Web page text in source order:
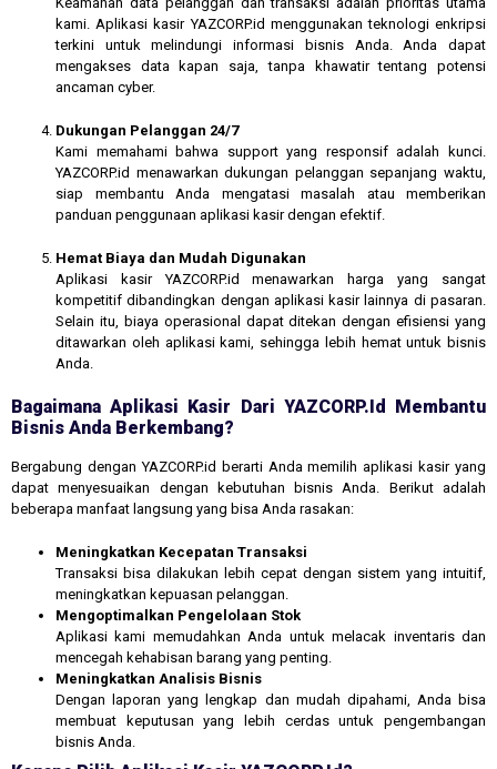
kami. Aplikasi kasir YAZCORP.id menggunakan teknologi enkripsi
terkini untuk melindungi informasi bisnis Anda. Anda dapat
mengakses data kapan saja, tanpa khawatir tentang potensi
ancaman cyber.
Dukungan Pelanggan 24/7
Kami memahami bahwa support yang responsif adalah kunci.
YAZCORP.id menawarkan dukungan pelanggan sepanjang waktu,
siap membantu Anda mengatasi masalah atau memberikan
panduan penggunaan aplikasi kasir dengan efektif.
Hemat Biaya dan Mudah Digunakan
Aplikasi kasir YAZCORP.id menawarkan harga yang sangat
kompetitif dibandingkan dengan aplikasi kasir lainnya di pasaran.
Selain itu, biaya operasional dapat ditekan dengan efisiensi yang
ditawarkan oleh aplikasi kami, sehingga lebih hemat untuk bisnis
Anda.
Bagaimana Aplikasi Kasir Dari YAZCORP.id Membantu
Bisnis Anda Berkembang?
Bergabung dengan YAZCORP.id berarti Anda memilih aplikasi kasir yang
dapat menyesuaikan dengan kebutuhan bisnis Anda. Berikut adalah
beberapa manfaat langsung yang bisa Anda rasakan:
Meningkatkan Kecepatan Transaksi
Transaksi bisa dilakukan lebih cepat dengan sistem yang intuitif,
meningkatkan kepuasan pelanggan.
Mengoptimalkan Pengelolaan Stok
Aplikasi kami memudahkan Anda untuk melacak inventaris dan
mencegah kehabisan barang yang penting.
Meningkatkan Analisis Bisnis
Dengan laporan yang lengkap dan mudah dipahami, Anda bisa
membuat keputusan yang lebih cerdas untuk pengembangan
bisnis Anda.